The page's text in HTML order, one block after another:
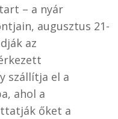
– a nyár
augusztus 21-
az
szállítja el a
ahol a
őket a